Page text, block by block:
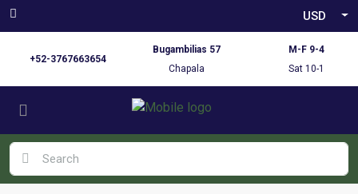
USD
+52-3767663654
Bugambilias 57
Chapala
M-F 9-4
Sat 10-1